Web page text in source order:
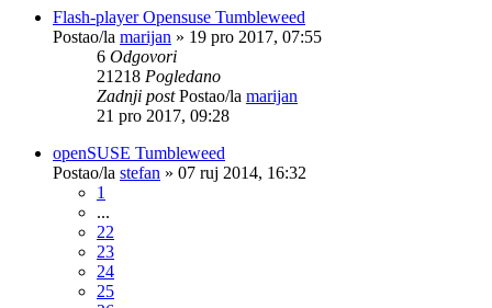
Flash-player Opensuse Tumbleweed
Postao/la marijan » 19 pro 2017, 07:55
6 Odgovori
21218 Pogledano
Zadnji postPostao/la marijan
21 pro 2017, 09:28
openSUSE Tumbleweed
Postao/la stefan » 07 ruj 2014, 16:32
1
...
22
23
24
25